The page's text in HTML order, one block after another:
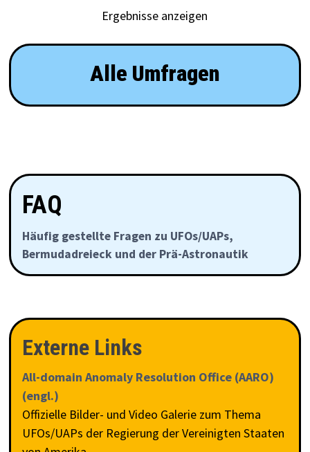
Ergebnisse anzeigen
Alle Umfragen
FAQ
Häufig gestellte Fragen zu UFOs/UAPs,
Bermudadreieck und der Prä-Astronautik
Externe Links
All-domain Anomaly Resolution Office (AARO)
(engl.)
Offizielle Bilder- und Video Galerie zum Thema
UFOs/UAPs der Regierung der Vereinigten Staaten